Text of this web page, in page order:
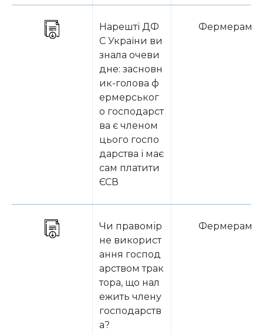
Нарешті ДФ
С України ви
знала очеви
дне: засновн
ик-голова ф
ермерськог
о господарст
ва є членом
цього госпо
дарства і має
сам платити
ЄСВ
Фермерам
Чи правомір
не використ
ання господ
арством трак
тора, що нал
ежить члену
господарств
а?
Фермерам